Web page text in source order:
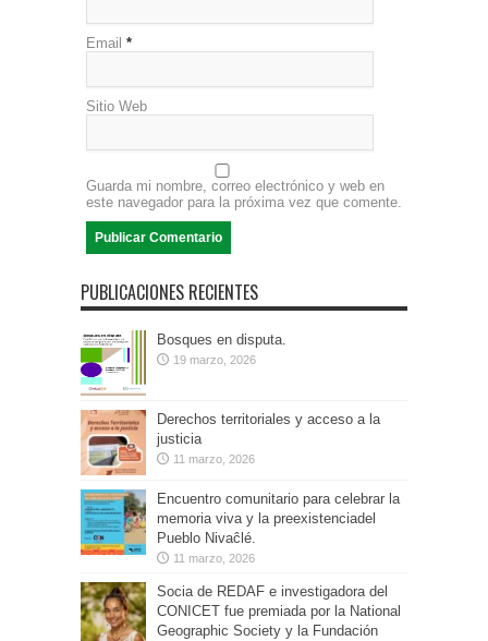
Email *
Sitio Web
Guarda mi nombre, correo electrónico y web en
este navegador para la próxima vez que comente.
PUBLICACIONES RECIENTES
Bosques en disputa.
19 marzo, 2026
Derechos territoriales y acceso a la
justicia
11 marzo, 2026
Encuentro comunitario para celebrar la
memoria viva y la preexistenciadel
Pueblo Nivaĉlé.
11 marzo, 2026
Socia de REDAF e investigadora del
CONICET fue premiada por la National
Geographic Society y la Fundación